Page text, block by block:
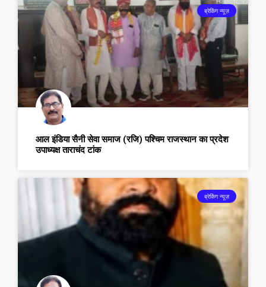
ब्रेकिंग न्यूज़
आल इंडिया सैनी सेवा समाज (रजि) पश्चिम राजस्थान का प्रदेश
उपाध्यक्ष ताराचंद टांक
ब्रेकिंग न्यूज़